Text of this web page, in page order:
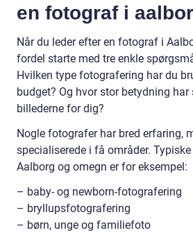
en fotograf i
Når du leder efter en fotograf i
fordel starte med tre enkle
Hvilken type fotografering har du
budget? Og hvor stor betydning
billederne for dig?
Nogle fotografer har bred erfaring,
specialiserede i få områder.
Aalborg og omegn er for eksempel:
– baby- og newborn-fotografering
– bryllupsfotografering
– børn, unge og familiefoto